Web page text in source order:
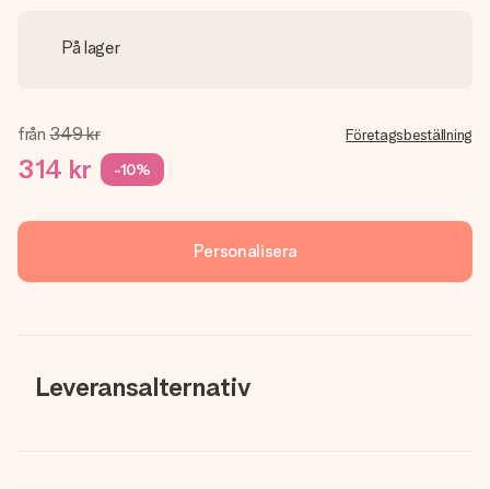
På lager
från 349 kr
314 kr -10%
Företagsbeställning
Personalisera
Leveransalternativ